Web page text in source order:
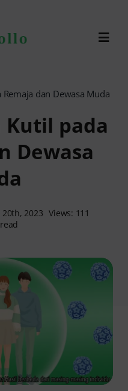
dan Dewasa Muda
Kutil pada
Dewasa
2023 Views: 111